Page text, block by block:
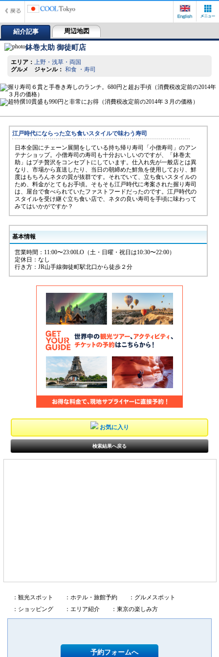
紹介記事 周辺地図
鉢巻太助 御徒町店
エリア：上野・浅草・両国
グルメ ジャンル： 和食 ・寿司
江戸時代にならった立ち食いスタイルで味わう寿司
日本全国にチェーン展開をしている持ち帰り寿司「小僧寿司」のアン
テナショップ。小僧寿司の寿司も十分おいしいのですが、「鉢巻太
助」はプチ贅沢をコンセプトにしています。仕入れ先が一般店とは異
なり、市場から直送したり、当日の朝締めた鮮魚を使用しており、鮮
度はもちろんネタの質が抜群です。それでいて、立ち食いスタイルの
ため、料金がとてもお手頃。そもそも江戸時代に考案された握り寿司
は、屋台で食べられていたファストフードだったのです。江戸時代の
スタイルを受け継ぐ立ち食い店で、ネタの良い寿司を手頃に味わって
みてはいかがですか？
基本情報
営業時間：11:00〜23:00LO（土・日曜・祝日は10:30〜22:00）
定休日：なし
行き方：JR山手線御徒町駅北口から徒歩２分
お気に入り
検索結果へ戻る
：観光スポット ：ホテル・旅館予約
：グルメスポット
：ショッピング
：エリア紹介 ：東京の楽しみ方
予約フォームへ